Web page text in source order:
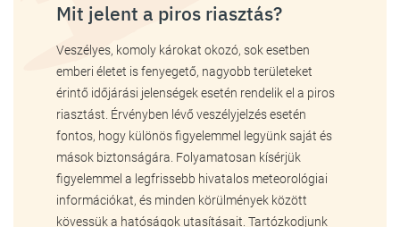
Mit jelent a piros riasztás?
Veszélyes, komoly károkat okozó, sok esetben
emberi életet is fenyegető, nagyobb területeket
érintő időjárási jelenségek esetén rendelik el a piros
riasztást. Érvényben lévő veszélyjelzés esetén
fontos, hogy különös figyelemmel legyünk saját és
mások biztonságára. Folyamatosan kísérjük
figyelemmel a legfrissebb hivatalos meteorológiai
információkat, és minden körülmények között
kövessük a hatóságok utasításait. Tartózkodjunk